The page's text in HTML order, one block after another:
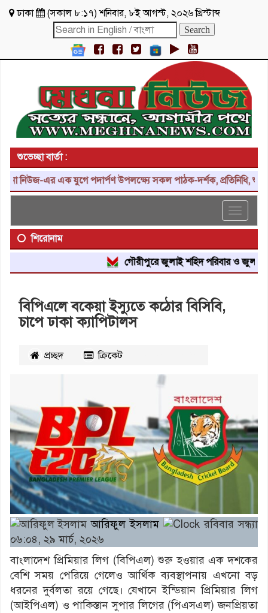
ঢাকা (সকাল ৮:১৭)শনিবার, ৮ই আগস্ট, ২০২৬ খ্রিস্টাব্দ
শুভেচ্ছা বার্তা :
এর এক যুগে পদার্পণ উপলক্ষ্যে সকল পাঠক-দর্শক, প্রতিনিধি,
Toggle
শিরোনাম
গৌরীপুরে জুলাই শহিদ পরিবার ও জুলাই
বিপিএলে বকেয়া ইস্যুতে কঠোর বিসিবি,
চাপে ঢাকা ক্যাপিটালস
প্রচ্ছদ ক্রিকেট
আরিফুল ইসলাম
রবিবার সন্ধ্যা
০৬:০৪, ২৯ মার্চ, ২০২৬
বাংলাদেশ প্রিমিয়ার লিগ (বিপিএল) শুরু হওয়ার এক দশকের
বেশি সময় পেরিয়ে গেলেও আর্থিক ব্যবস্থাপনায় এখনো বড়
ধরনের দুর্বলতা রয়ে গেছে। যেখানে ইন্ডিয়ান প্রিমিয়ার লিগ
(আইপিএল) ও পাকিস্তান সুপার লিগের (পিএসএল) জনপ্রিয়তা